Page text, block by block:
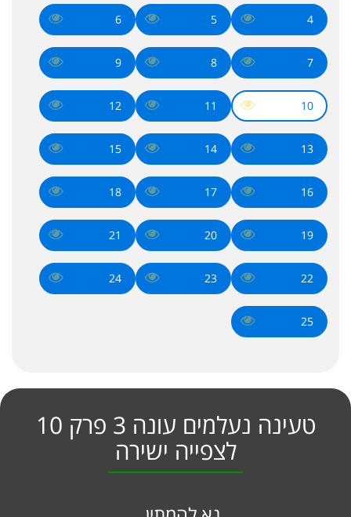
4
5
6
7
8
9
10
11
12
13
14
15
16
17
18
19
20
21
22
23
24
25
טעינה נעלמים עונה 3 פרק 10
לצפייה ישירה